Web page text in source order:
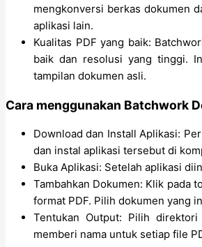
mengkonversi berkas dokumen
aplikasi lain.
Kualitas PDF yang baik:
baik dan resolusi yang tinggi.
tampilan dokumen asli.
Cara menggunakan Batchwork
Download dan Install Aplikasi:
dan instal aplikasi tersebut di
Buka Aplikasi: Setelah aplikasi
Tambahkan Dokumen: Klik pada
format PDF. Pilih dokumen yang
Tentukan Output: Pilih
memberi nama untuk setiap file